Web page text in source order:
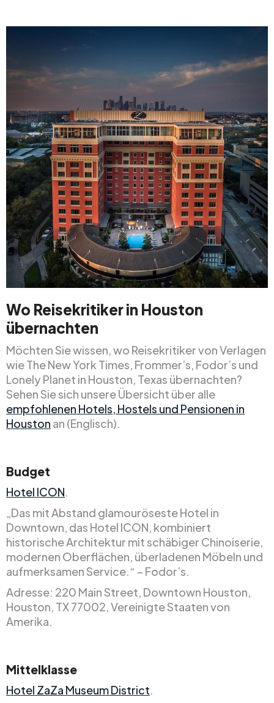
Wo Reisekritiker in Houston
übernachten
Möchten Sie wissen, wo Reisekritiker von Verlagen
wie The New York Times, Frommer’s, Fodor’s und
Lonely Planet in Houston, Texas übernachten?
Sehen Sie sich unsere Übersicht über alle
empfohlenen Hotels, Hostels und Pensionen in
Houston an (Englisch).
Budget
Hotel ICON.
„Das mit Abstand glamouröseste Hotel in
Downtown, das Hotel ICON, kombiniert
historische Architektur mit schäbiger Chinoiserie,
modernen Oberflächen, überladenen Möbeln und
aufmerksamen Service.“ – Fodor’s.
Adresse: 220 Main Street, Downtown Houston,
Houston, TX 77002, Vereinigte Staaten von
Amerika.
Mittelklasse
Hotel ZaZa Museum District.